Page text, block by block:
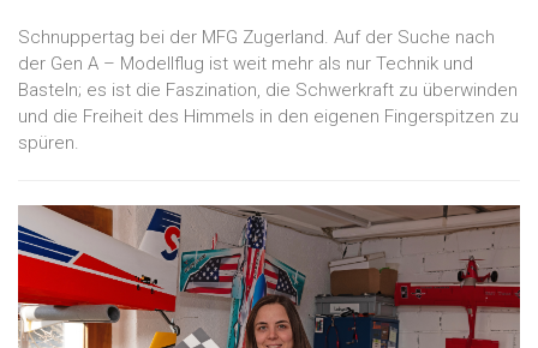
Schnuppertag bei der MFG Zugerland. Auf der Suche nach
der Gen A – Modellflug ist weit mehr als nur Technik und
Basteln; es ist die Faszination, die Schwerkraft zu überwinden
und die Freiheit des Himmels in den eigenen Fingerspitzen zu
spüren.